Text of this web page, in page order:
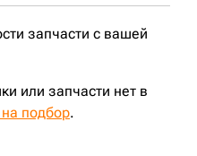
запчасти с вашей
или запчасти нет в
на подбор.